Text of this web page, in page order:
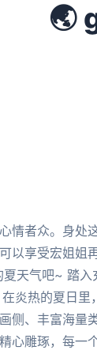
🌏
情者众。身处
以享受宏姐姐
天气吧~ 踏入
炎热的夏日里
侧、丰富海量
心雕琢，每一